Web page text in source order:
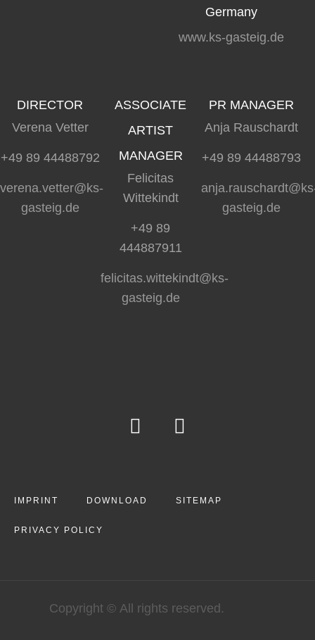
Germany
www.ks-gasteig.de
DIRECTOR
Verena Vetter
+49 89 44488792
verena.vetter@ks-
gasteig.de
ASSOCIATE
ARTIST
MANAGER
Felicitas
Wittekindt
+49 89
444887911
felicitas.wittekindt@ks-
gasteig.de
PR MANAGER
Anja Rauschardt
+49 89 44488793
gasteig.de
IMPRINT DOWNLOAD SITEMAP
PRIVACY POLICY
Copyright © All rights reserved.